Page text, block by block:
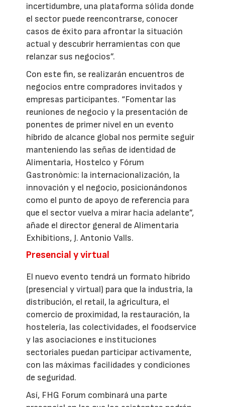
incertidumbre, una plataforma sólida donde
el sector puede reencontrarse, conocer
casos de éxito para afrontar la situación
actual y descubrir herramientas con que
relanzar sus negocios”.
Con este fin, se realizarán encuentros de
negocios entre compradores invitados y
empresas participantes. “Fomentar las
reuniones de negocio y la presentación de
ponentes de primer nivel en un evento
híbrido de alcance global nos permite seguir
manteniendo las señas de identidad de
Alimentaria, Hostelco y Fórum
Gastronòmic: la internacionalización, la
innovación y el negocio, posicionándonos
como el punto de apoyo de referencia para
que el sector vuelva a mirar hacia adelante”,
añade el director general de Alimentaria
Exhibitions, J. Antonio Valls.
Presencial y virtual
El nuevo evento tendrá un formato híbrido
(presencial y virtual) para que la industria, la
distribución, el retail, la agricultura, el
comercio de proximidad, la restauración, la
hostelería, las colectividades, el foodservice
y las asociaciones e instituciones
sectoriales puedan participar activamente,
con las máximas facilidades y condiciones
de seguridad.
Así, FHG Forum combinará una parte